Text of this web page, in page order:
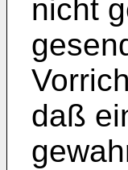
nicht
daß